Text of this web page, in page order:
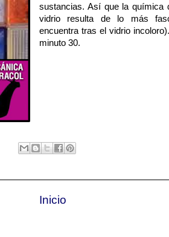
sustancias. Así que la química
vidrio resulta de lo más
encuentra tras el vidrio
minuto 30.
Inicio